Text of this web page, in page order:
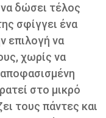
δώσει τέλος
σφίγγει ένα
επιλογή να
χωρίς να
στο μικρό
τους πάντες και